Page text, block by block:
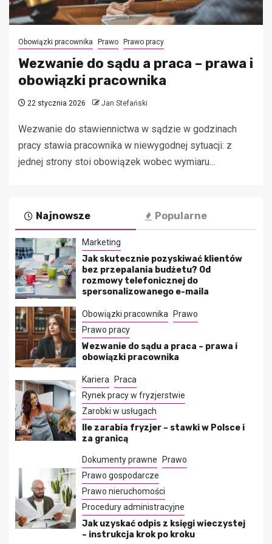
Obowiązki pracownika Prawo Prawo pracy
Wezwanie do sądu a praca – prawa i
obowiązki pracownika
22 stycznia 2026 Jan Stefański
Wezwanie do stawiennictwa w sądzie w godzinach
pracy stawia pracownika w niewygodnej sytuacji: z
jednej strony stoi obowiązek wobec wymiaru...
Najnowsze Popularne
Marketing
Jak skutecznie pozyskiwać klientów
bez przepalania budżetu? Od
rozmowy telefonicznej do
spersonalizowanego e-maila
Obowiązki pracownika
Prawo
Prawo pracy
Wezwanie do sądu a praca – prawa i
obowiązki pracownika
Kariera
Praca
Rynek pracy w fryzjerstwie
Zarobki w usługach
Ile zarabia fryzjer – stawki w Polsce i
za granicą
Dokumenty prawne
Prawo
Prawo gospodarcze
Prawo nieruchomości
Procedury administracyjne
Jak uzyskać odpis z księgi wieczystej
– instrukcja krok po kroku